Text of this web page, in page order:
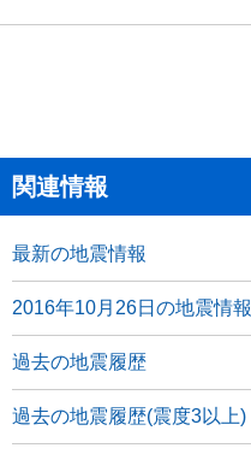
関連情報
最新の地震情報
2016年10月26日の地震情報
過去の地震履歴
過去の地震履歴(震度3以上)